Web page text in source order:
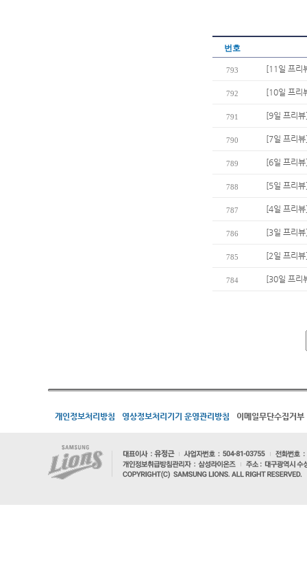
번호
793 [11일 프리
792 [10일 프리
791 [9일 프리
790 [7일 프리
789 [6일 프리
788 [5일 프리
787 [4일 프리
786 [3일 프리
785 [2일 프리
784 [30일 프리
개인정보처리방침 영상정보처리기기 운영관리방침 이메일무단수집거부